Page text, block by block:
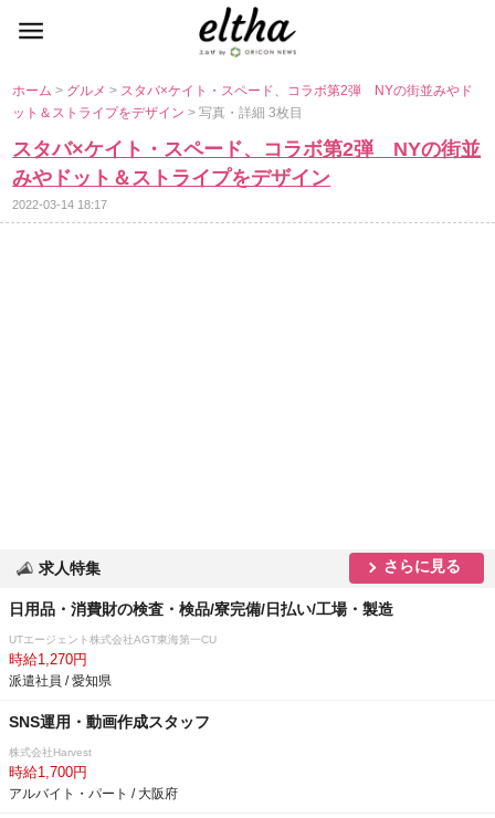
ホーム> グルメ> スタバ×ケイト・スペード、コラボ第2弾 NYの街並みやド
ット＆ストライプをデザイン> 写真・詳細 3枚目
スタバ×ケイト・スペード、コラボ第2弾 NYの街並
みやドット＆ストライプをデザイン
2022-03-14 18:17
求人特集 さらに見る
日用品・消費財の検査・検品/寮完備/日払い/工場・製造
UTエージェント株式会社AGT東海第一CU
時給1,270円
派遣社員 / 愛知県
SNS運用・動画作成スタッフ
株式会社Harvest
時給1,700円
アルバイト・パート / 大阪府